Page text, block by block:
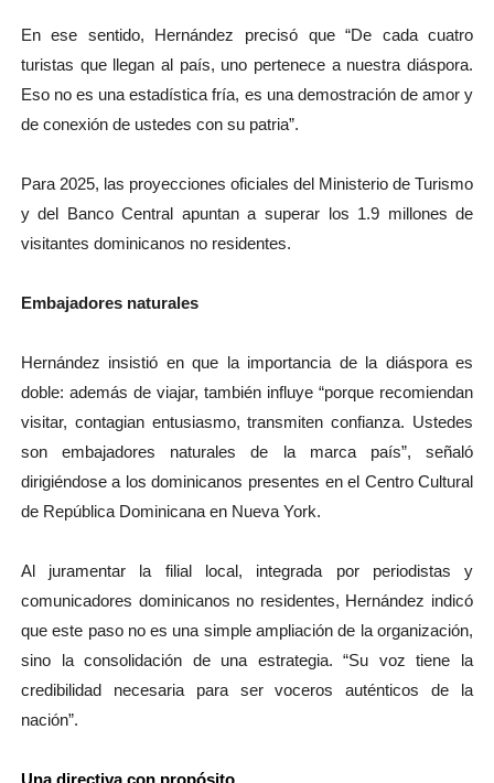
En ese sentido, Hernández precisó que “De cada cuatro
turistas que llegan al país, uno pertenece a nuestra diáspora.
Eso no es una estadística fría, es una demostración de amor y
de conexión de ustedes con su patria”.
Para 2025, las proyecciones oficiales del Ministerio de Turismo
y del Banco Central apuntan a superar los 1.9 millones de
visitantes dominicanos no residentes.
Embajadores naturales
Hernández insistió en que la importancia de la diáspora es
doble: además de viajar, también influye “porque recomiendan
visitar, contagian entusiasmo, transmiten confianza. Ustedes
son embajadores naturales de la marca país”, señaló
dirigiéndose a los dominicanos presentes en el Centro Cultural
de República Dominicana en Nueva York.
Al juramentar la filial local, integrada por periodistas y
comunicadores dominicanos no residentes, Hernández indicó
que este paso no es una simple ampliación de la organización,
sino la consolidación de una estrategia. “Su voz tiene la
credibilidad necesaria para ser voceros auténticos de la
nación”.